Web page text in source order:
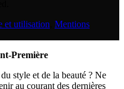
et utilisation Mentions
Première
style et de la beauté ? Ne
au courant des dernières